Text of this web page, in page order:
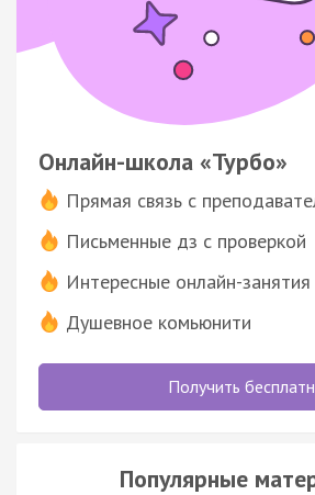
Онлайн-школа «Турбо»
Прямая связь с
Письменные дз с проверкой
Интересные онлайн-занятия
Душевное комьюнити
Получить
Популярные